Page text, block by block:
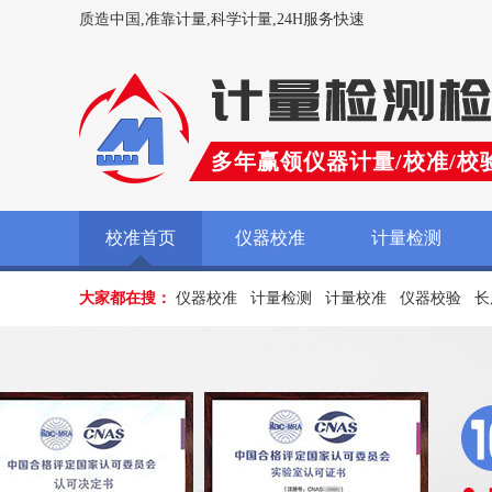
质造中国,准靠计量,科学计量,24H服务快速
多年赢领仪器计量/校准/校
校准首页 仪器校准 计量检测
大家都在搜： 仪器校准 计量检测 计量校准 仪器校验